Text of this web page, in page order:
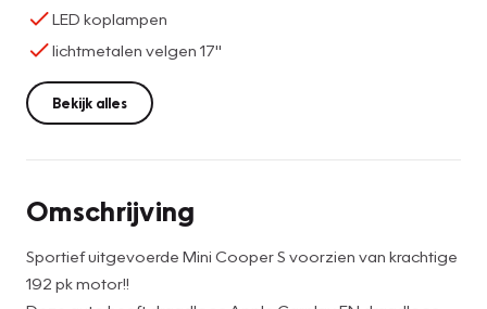
LED koplampen
lichtmetalen velgen 17"
Bekijk alles
Omschrijving
Sportief uitgevoerde Mini Cooper S voorzien van krachtige
192 pk motor!!